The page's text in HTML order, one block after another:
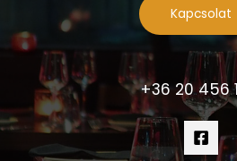
Kapcsolat
+36 20 456